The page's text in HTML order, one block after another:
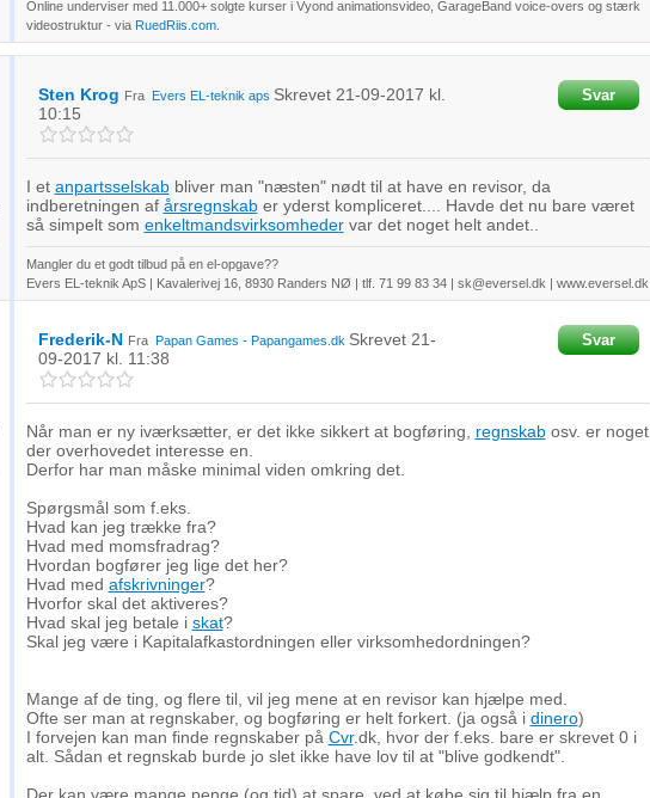
Online underviser med 11.000+ solgte kurser i Vyond animationsvideo, GarageBand voice-overs og stærk
videostruktur - via RuedRiis.com.
Sten Krog Fra Evers EL-teknik aps Skrevet 21-09-2017 kl.
10:15
Svar
I et anpartsselskabbliver man "næsten" nødt til at have en revisor, da
indberetningen af årsregnskaber yderst kompliceret.... Havde det nu bare været
så simpelt som enkeltmandsvirksomhedervar det noget helt andet..
Mangler du et godt tilbud på en el-opgave??
Evers EL-teknik ApS | Kavalerivej 16, 8930 Randers NØ | tlf. 71 99 83 34 | sk@eversel.dk | www.eversel.dk
Frederik-N Fra Papan Games - Papangames.dk Skrevet 21-
09-2017 kl. 11:38
Svar
Når man er ny iværksætter, er det ikke sikkert at bogføring, regnskabosv. er noget
der overhovedet interesse en.
Derfor har man måske minimal viden omkring det.
Spørgsmål som f.eks.
Hvad kan jeg trække fra?
Hvad med momsfradrag?
Hvordan bogfører jeg lige det her?
Hvad med afskrivninger?
Hvorfor skal det aktiveres?
Hvad skal jeg betale i skat?
Skal jeg være i Kapitalafkastordningen eller virksomhedordningen?
Mange af de ting, og flere til, vil jeg mene at en revisor kan hjælpe med.
Ofte ser man at regnskaber, og bogføring er helt forkert. (ja også i dinero)
I forvejen kan man finde regnskaber på Cvr.dk, hvor der f.eks. bare er skrevet 0 i
alt. Sådan et regnskab burde jo slet ikke have lov til at "blive godkendt".